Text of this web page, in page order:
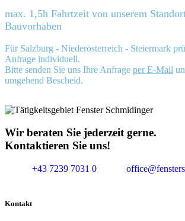
max. 1,5h Fahrtzeit von unserem
Bauvorhaben
Für Salzburg - Niederösterreich - Steiermark
Anfrage individuell.
Bitte senden Sie uns Ihre Anfrage per E-Mail
umgehend Bescheid.
Wir beraten Sie jederzeit gerne.
Kontaktieren Sie uns!
+43 7239 7031 0
Kontakt